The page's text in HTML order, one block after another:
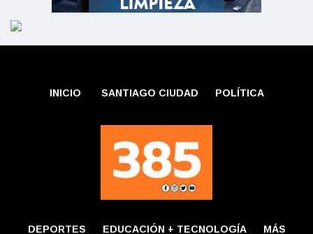
INICIO SANTIAGO CIUDAD POLÍTICA
DEPORTES EDUCACIÓN + TECNOLOGÍ­A MÁS